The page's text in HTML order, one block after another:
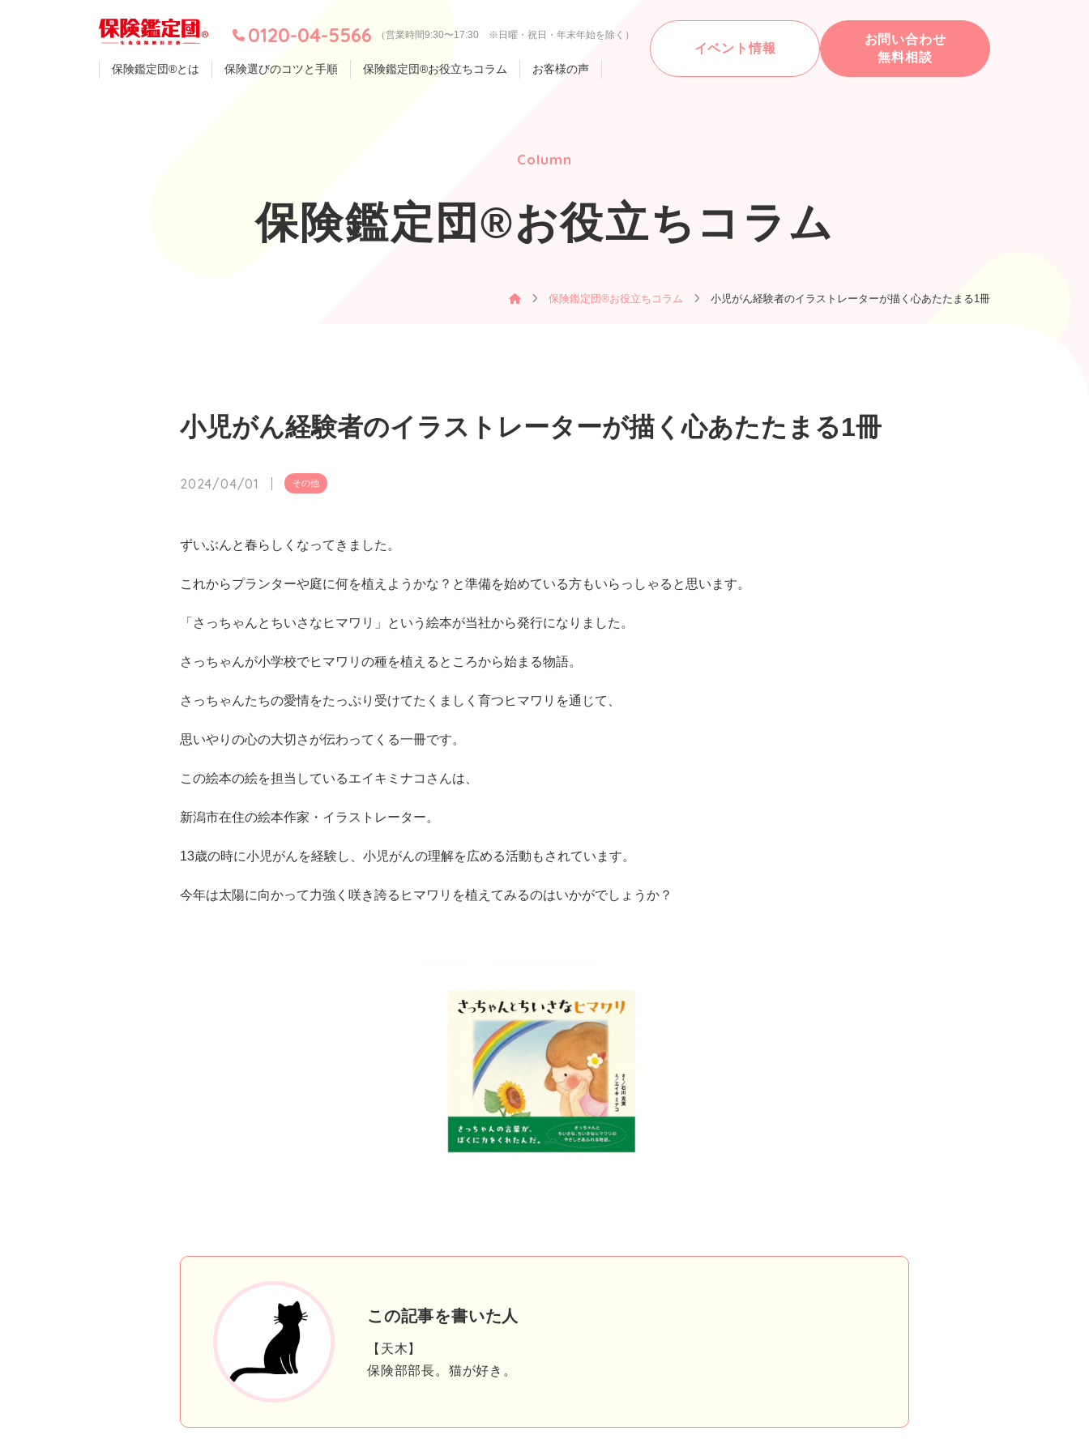
0120-04-5566 （営業時間9:30〜17:30 ※日曜・祝日・年末年始を除く）
保険鑑定団®とは 保険選びのコツと手順 保険鑑定団®お役立ちコラム お客様の声
イベント情報
お問い合わせ
無料相談
Column
保険鑑定団®お役立ちコラム
保険鑑定団®お役立ちコラム 小児がん経験者のイラストレーターが描く心あたたまる1冊
小児がん経験者のイラストレーターが描く心あたたまる1冊
2024/04/01 その他
ずいぶんと春らしくなってきました。
これからプランターや庭に何を植えようかな？と準備を始めている方もいらっしゃると思います。
「さっちゃんとちいさなヒマワリ」という絵本が当社から発行になりました。
さっちゃんが小学校でヒマワリの種を植えるところから始まる物語。
さっちゃんたちの愛情をたっぷり受けてたくましく育つヒマワリを通じて、
思いやりの心の大切さが伝わってくる一冊です。
この絵本の絵を担当しているエイキミナコさんは、
新潟市在住の絵本作家・イラストレーター。
13歳の時に小児がんを経験し、小児がんの理解を広める活動もされています。
今年は太陽に向かって力強く咲き誇るヒマワリを植えてみるのはいかがでしょうか？
この記事を書いた人
【天木】
保険部部長。猫が好き。